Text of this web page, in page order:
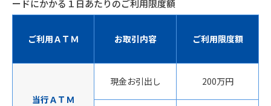
ードにかかる１日あたりのご利用限度額
ご利用ＡＴＭ お取引内容 ご利用限度額
当行ＡＴＭ
現金お引出し 200万円